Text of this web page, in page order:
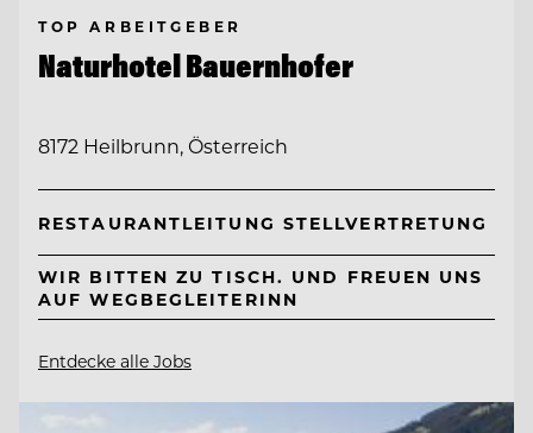
TOP ARBEITGEBER
Naturhotel Bauernhofer
8172 Heilbrunn, Österreich
RESTAURANTLEITUNG STELLVERTRETUNG
WIR BITTEN ZU TISCH. UND FREUEN UNS
AUF WEGBEGLEITERINN
Entdecke alle Jobs